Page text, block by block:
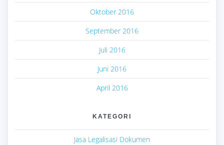
Oktober 2016
September 2016
Juli 2016
Juni 2016
April 2016
KATEGORI
Jasa Legalisasi Dokumen